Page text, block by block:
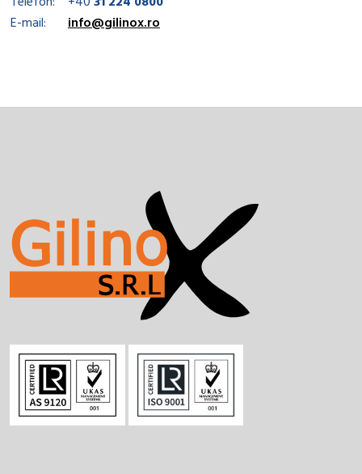
E-mail:
info@gilinox.ro